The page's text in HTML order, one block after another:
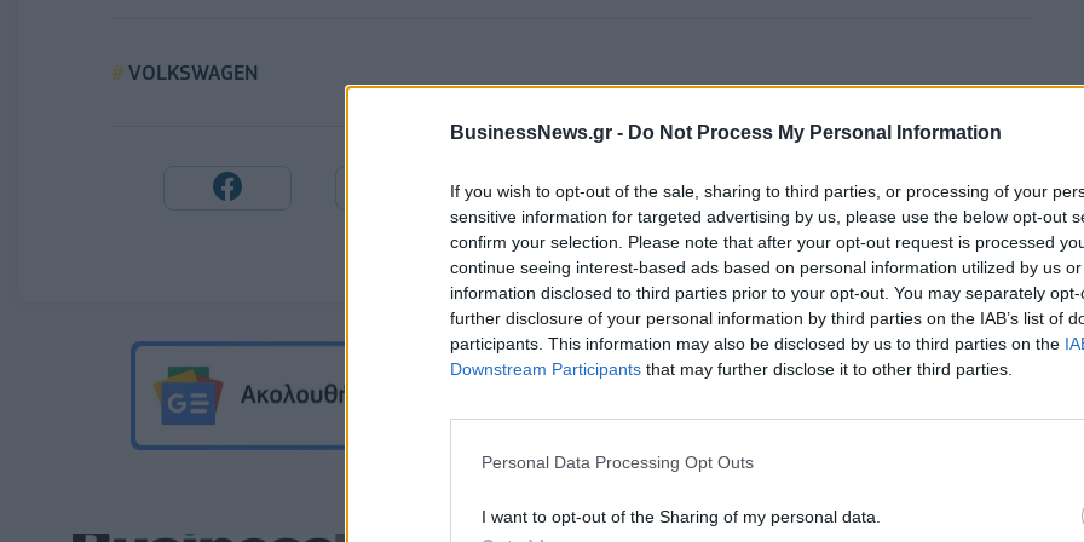
BusinessNews.gr - Do Not Process My Personal Information
If you wish to opt-out of the sale, sharing to third parties, or processing of your
sensitive information for targeted advertising by us, please use the below opt-out
confirm your selection. Please note that after your opt-out request is processed
continue seeing interest-based ads based on personal information utilized by us
information disclosed to third parties prior to your opt-out. You may separately
further disclosure of your personal information by third parties on the IAB’s list of
participants. This information may also be disclosed by us to third parties on the
Downstream Participants that may further disclose it to other third parties.
Personal Data Processing Opt Outs
I want to opt-out of the Sharing of my personal data.
VOLKSWAGEN